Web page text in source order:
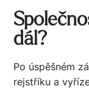
dál?
Po úspěšném
rejstříku a